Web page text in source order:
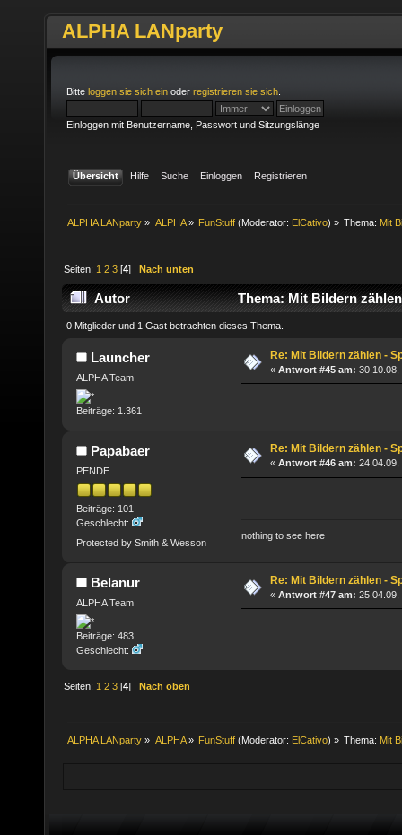
ALPHA LANparty
Bitte loggen sie sich ein oder registrieren sie sich
Einloggen mit Benutzername, Passwort und Sitzungslänge
Übersicht Hilfe Suche Einloggen Registrieren
ALPHA LANparty » ALPHA» FunStuff(Moderator: ElCativo) » Thema: Mit
Seiten: 1 2 3 [4]Nach unten
Autor Thema: Mit Bildern
0 Mitglieder und 1 Gast betrachten dieses Thema.
Launcher
ALPHA Team
Beiträge: 1.361
Re: Mit Bildern zählen -
« Antwort #45 am: 30.10.08,
Papabaer
PENDE
Beiträge: 101
Geschlecht:
Protected by Smith & Wesson
Re: Mit Bildern zählen -
« Antwort #46 am: 24.04.09,
nothing to see here
Belanur
ALPHA Team
Beiträge: 483
Geschlecht:
Re: Mit Bildern zählen -
« Antwort #47 am: 25.04.09,
Seiten: 1 2 3 [4] Nach oben
ALPHA LANparty » ALPHA» FunStuff(Moderator: ElCativo) » Thema: Mit